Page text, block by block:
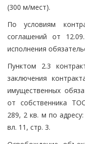
(300 м/мест).
По условиям
соглашений от
исполнения
Пунктом 2.3
заключения
имущественных
от собственника
289, 2 кв. м по
вл. 11, стр. 3.